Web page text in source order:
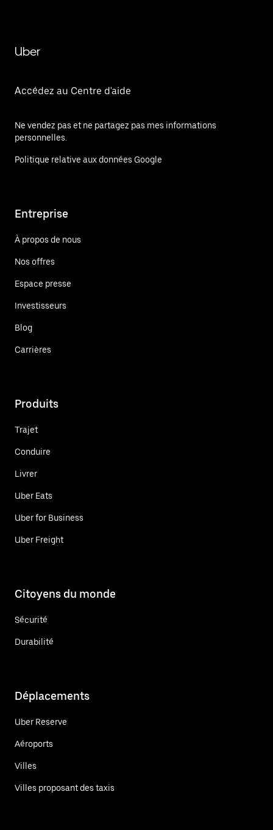
Uber
Accédez au Centre d'aide
Ne vendez pas et ne partagez pas mes informations
personnelles.
Politique relative aux données Google
Entreprise
À propos de nous
Nos offres
Espace presse
Investisseurs
Blog
Carrières
Produits
Trajet
Conduire
Livrer
Uber Eats
Uber for Business
Uber Freight
Citoyens du monde
Sécurité
Durabilité
Déplacements
Uber Reserve
Aéroports
Villes
Villes proposant des taxis